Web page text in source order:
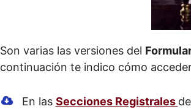
Son varias las versiones del
continuación te indico cómo
En las Secciones Registrales